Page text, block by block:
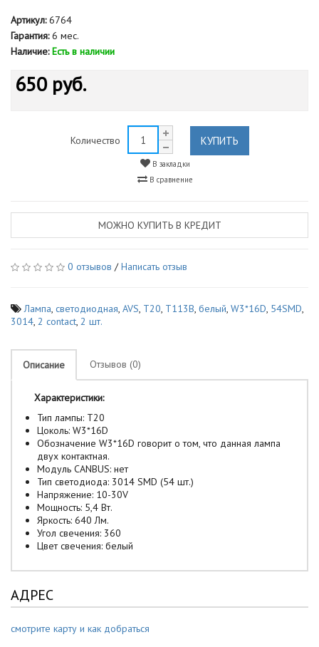
Артикул:6764
Гарантия:6 мес.
Наличие: Есть в наличии
650 руб.
Количество КУПИТЬ
В закладки
В сравнение
МОЖНО КУПИТЬ В КРЕДИТ
0 отзывов /Написать отзыв
Лампа, светодиодная, AVS, T20, T113B, белый, W3*16D, 54SMD,
3014, 2 contact, 2 шт.
Описание Отзывов (0)
Характеристики:
Тип лампы: Т20
Цоколь: W3*16D
Обозначение W3*16D говорит о том, что данная лампа
двух контактная.
Модуль CANBUS: нет
Тип светодиода: 3014 SMD (54 шт.)
Напряжение: 10-30V
Мощность: 5,4 Вт.
Яркость: 640 Лм.
Угол свечения: 360
Цвет свечения: белый
АДРЕС
смотрите карту и как добраться